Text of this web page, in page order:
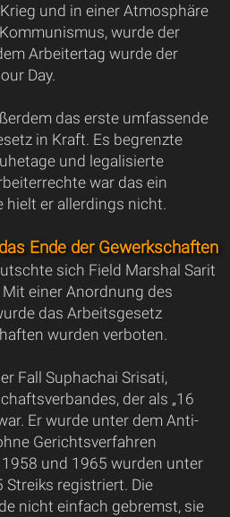
und in einer Atmosphäre
wurde der
Arbeitertag wurde der
Day.
das erste umfassende
in Kraft. Es begrenzte
und legalisierte
war das ein
hielt er allerdings nicht.
Ende der Gewerkschaften
sich Field Marshal Sarit
einer Anordnung des
das Arbeitsgesetz
wurden verboten.
Fall Suphachai Srisati,
der als „16
Er wurde unter dem Anti-
Gerichtsverfahren
und 1965 wurden unter
registriert. Die
nicht einfach gebremst, sie